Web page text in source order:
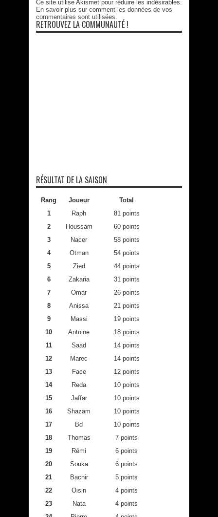
Ce site utilise Akismet pour réduire les indésirables.
En savoir plus sur comment les données de vos
commentaires sont utilisées
RETROUVEZ LA COMMUNAUTÉ !
RÉSULTAT DE LA SAISON
Rang Joueur
Total
1
Raph
81 points
2
Houssam
60 points
3
Nacer
58 points
4
Otman
54 points
5
Zied
44 points
6
Zakaria
31 points
7
Omar
26 points
8
Anissa
21 points
9
Massi
19 points
10
Antoine
18 points
11
Saad
14 points
12
Marec
14 points
13
Face
12 points
14
Reda
10 points
15
Jaffar
10 points
16
Shazam
10 points
17
Bd
10 points
18
Thomas
7 points
19
Rémi
6 points
20
Souka
6 points
21
Bachir
5 points
22
Oisin
4 points
23
Nata
4 points